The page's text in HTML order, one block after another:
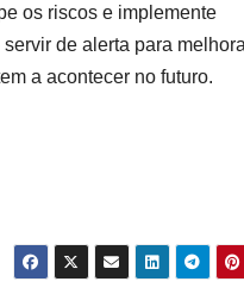
os riscos e implemente
de alerta para
a acontecer no futuro.